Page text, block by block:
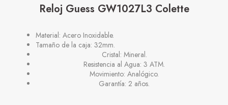
Reloj Guess GW1027L3 Colette
Material: Acero Inoxidable.
Tamaño de la caja: 32mm.
Cristal: Mineral.
Resistencia al Agua: 3 ATM.
Movimiento: Analógico.
Garantía: 2 años.